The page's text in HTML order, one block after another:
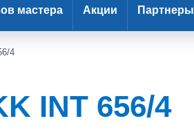
мастера Акции Партнеры
4
INT 656/4